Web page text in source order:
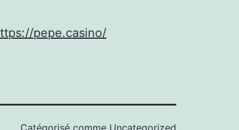
pepe.casino/
Catégorisé comme Uncategorized